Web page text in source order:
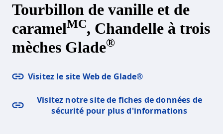
Tourbillon de vanille et de
caramelMC, Chandelle à trois
mèches Glade®
Visitez le site Web de Glade®
Visitez notre site de fiches de données de
sécurité pour plus d'informations